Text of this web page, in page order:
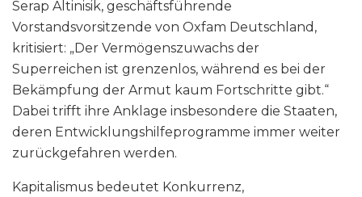
Serap Altinisik, geschäftsführende
Vorstandsvorsitzende von Oxfam Deutschland,
kritisiert: „Der Vermögenszuwachs der
Superreichen ist grenzenlos, während es bei der
Bekämpfung der Armut kaum Fortschritte gibt.“
Dabei trifft ihre Anklage insbesondere die Staaten,
deren Entwicklungshilfeprogramme immer weiter
zurückgefahren werden.
Kapitalismus bedeutet Konkurrenz,